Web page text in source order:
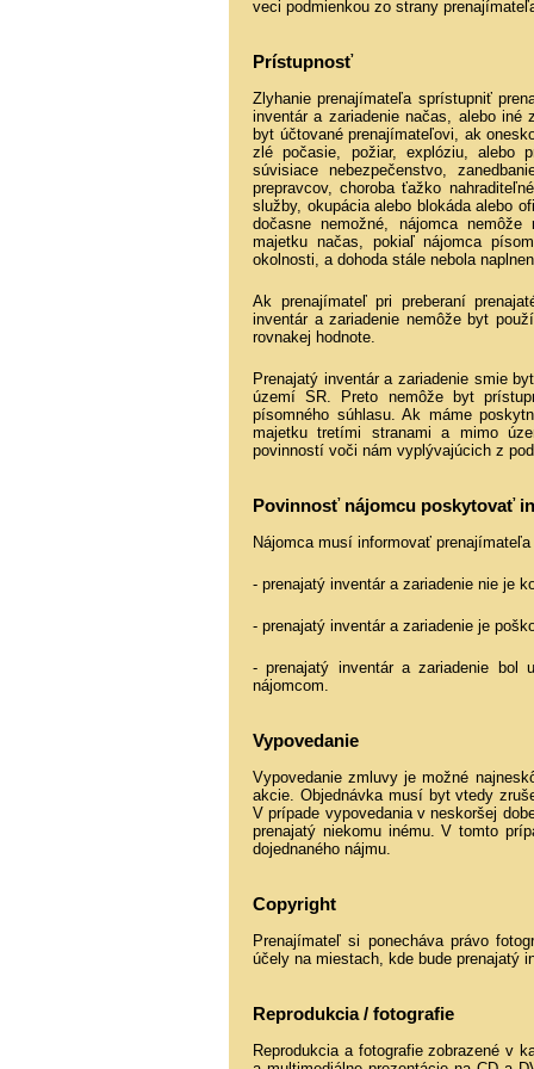
veci podmienkou zo strany
Prístupnosť
Zlyhanie prenajímateľa sprístupniť
inventár a zariadenie načas, alebo
byt účtované prenajímateľovi, ak
zlé počasie, požiar, explóziu, alebo
súvisiace nebezpečenstvo,
prepravcov, choroba ťažko
služby, okupácia alebo blokáda alebo
dočasne nemožné, nájomca
majetku načas, pokiaľ nájomca
okolnosti, a dohoda stále nebola
Ak prenajímateľ pri preberaní
inventár a zariadenie nemôže byt
rovnakej hodnote.
Prenajatý inventár a zariadenie smie
území SR. Preto nemôže byt
písomného súhlasu. Ak máme
majetku tretími stranami a mimo
povinností voči nám vyplývajúcich z
Povinnosť nájomcu poskytovať
Nájomca musí informovať
- prenajatý inventár a zariadenie nie je
- prenajatý inventár a zariadenie je
- prenajatý inventár a zariadenie bol
nájomcom.
Vypovedanie
Vypovedanie zmluvy je možné
akcie. Objednávka musí byt vtedy
V prípade vypovedania v neskoršej
prenajatý niekomu inému. V tomto
dojednaného nájmu.
Copyright
Prenajímateľ si ponecháva právo
účely na miestach, kde bude prenajatý
Reprodukcia / fotografie
Reprodukcia a fotografie zobrazené v